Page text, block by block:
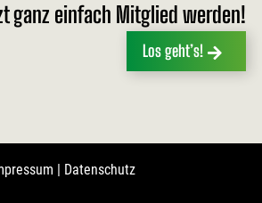
ganz einfach Mitglied werden!
Los geht’s!
Datenschutz